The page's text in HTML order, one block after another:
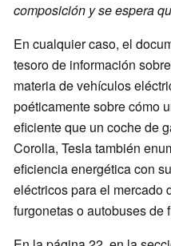
composición y se espera
En cualquier caso, el
tesoro de información
materia de vehículos
poéticamente sobre cómo
eficiente que un coche de
Corolla, Tesla también
eficiencia energética con
eléctricos para el mercado
furgonetas o autobuses de